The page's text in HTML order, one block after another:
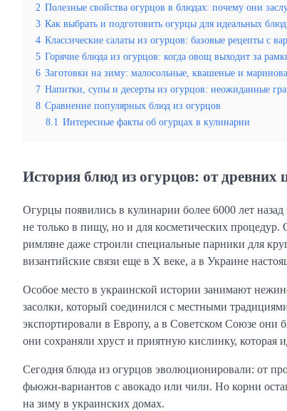
2 Полезные свойства огурцов в блюдах: почему они
3 Как выбрать и подготовить огурцы для идеальных блюд
4 Классические салаты из огурцов: базовые рецепты с
5 Горячие блюда из огурцов: когда овощ выходит за
6 Заготовки на зиму: малосольные, квашеные и
7 Напитки, супы и десерты из огурцов: неожиданные
8 Сравнение популярных блюд из огурцов
8.1 Интересные факты об огурцах в кулинарии
История блюд из огурцов: от
Огурцы появились в кулинарии более 6000 лет
не только в пищу, но и для косметических
римляне даже строили специальные парники для
византийские связи еще в X веке, а в Украине
Особое место в украинской истории занимают
засолки, который соединился с местными
экспортировали в Европу, а в Советском Союзе они
они сохраняли хруст и приятную кислинку, которая
Сегодня блюда из огурцов эволюционировали: от
фьюжн-вариантов с авокадо или чили. Но корни
на зиму в украинских домах.